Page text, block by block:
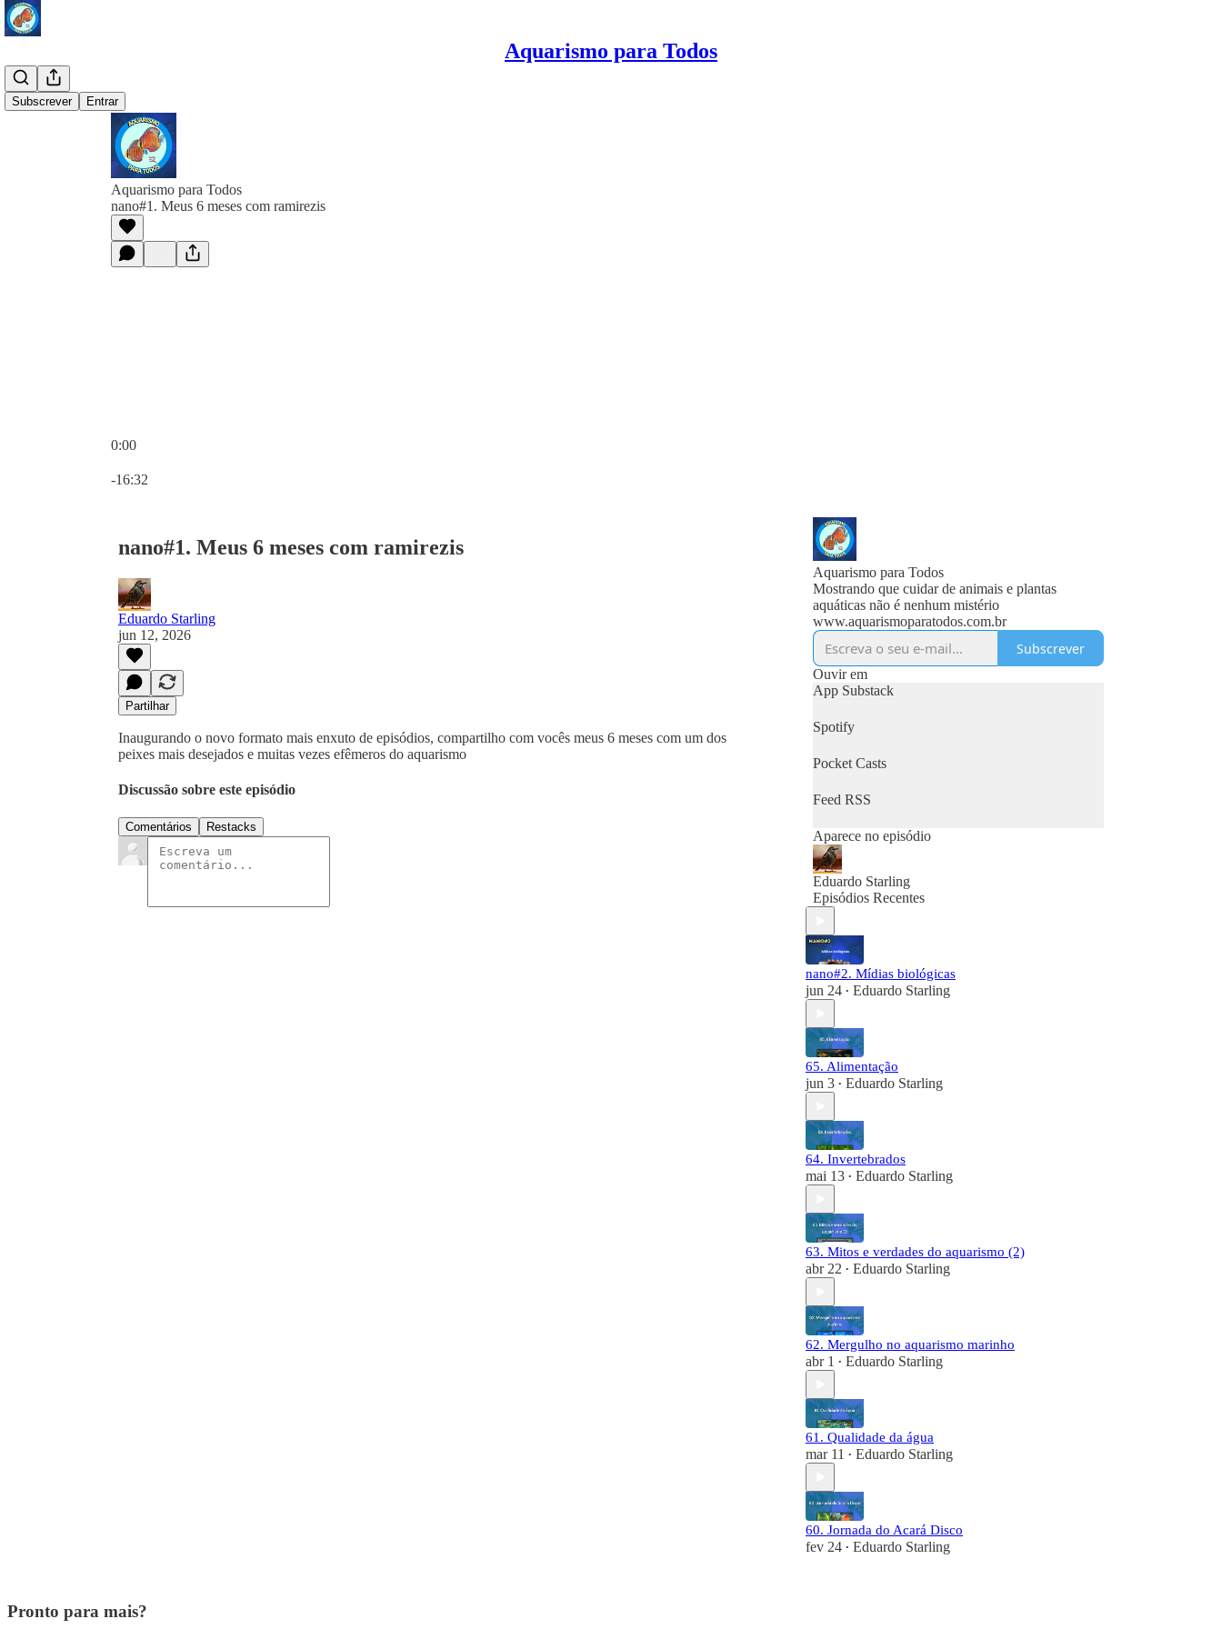
Aquarismo para Todos
Subscrever Entrar
Aquarismo para Todos
nano#1. Meus 6 meses com ramirezis
0:00
-16:32
nano#1. Meus 6 meses com ramirezis
Eduardo Starling
jun 12, 2026
Partilhar
Inaugurando o novo formato mais enxuto de episódios, compartilho com vocês meus 6 meses com um dos
peixes mais desejados e muitas vezes efêmeros do aquarismo
Discussão sobre este episódio
Comentários Restacks
Aquarismo para Todos
Mostrando que cuidar de animais e plantas
aquáticas não é nenhum mistério
www.aquarismoparatodos.com.br
Subscrever
Ouvir em
App Substack
Spotify
Pocket Casts
Feed RSS
Aparece no episódio
Eduardo Starling
Episódios Recentes
nano#2. Mídias biológicas
jun 24 • Eduardo Starling
65. Alimentação
jun 3 • Eduardo Starling
64. Invertebrados
mai 13 • Eduardo Starling
63. Mitos e verdades do aquarismo (2)
abr 22 • Eduardo Starling
62. Mergulho no aquarismo marinho
abr 1 • Eduardo Starling
61. Qualidade da água
mar 11 • Eduardo Starling
60. Jornada do Acará Disco
fev 24 • Eduardo Starling
Pronto para mais?